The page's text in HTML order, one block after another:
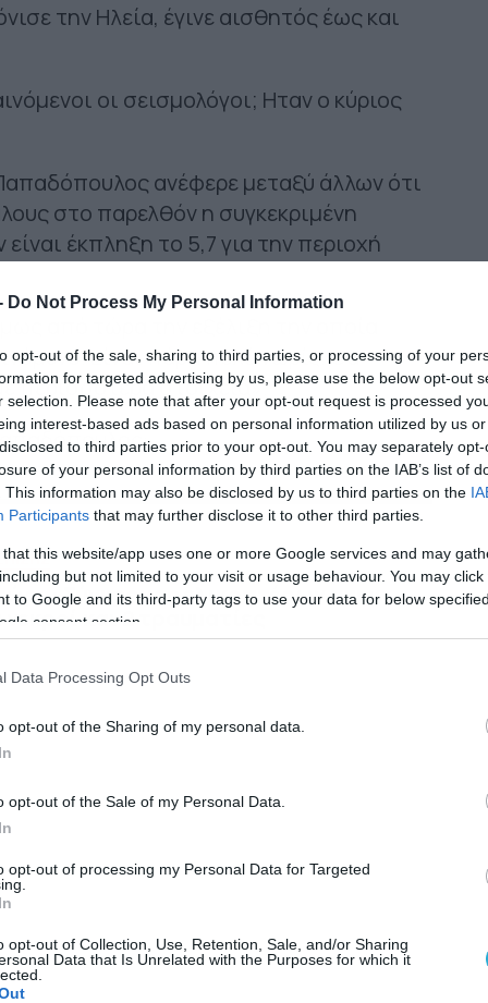
Do Not Process My Personal Information
opt-out of the sale, sharing to third parties, or processing of your
for targeted advertising by us, please use the below opt-out
selection. Please note that after your opt-out request is processed
interest-based ads based on personal information utilized by us
to third parties prior to your opt-out. You may separately
of your personal information by third parties on the IAB’s list of
This information may also be disclosed by us to third parties on the
Participants that may further disclose it to other third parties.
that this website/app uses one or more Google services and may
but not limited to your visit or usage behaviour. You may
to Google and its third-party tags to use your data for below
consent section.
Data Processing Opt Outs
opt-out of the Sharing of my personal data.
opt-out of the Sale of my Personal Data.
opt-out of processing my Personal Data for Targeted
opt-out of Collection, Use, Retention, Sale, and/or Sharing
Data that Is Unrelated with the Purposes for which it
την Ηλεία, έγινε αισθητός έως και
οι σεισμολόγοι; Ηταν ο κύριος
ανέφερε μεταξύ άλλων ότι
στο παρελθόν η συγκεκριμένη
έκπληξη το 5,7 για την περιοχή
από τώρα την εξέλιξη την οποία
Είναι πάρα πολύ νωρίς. Θα
περισσότερα στοιχεία».
Σύγκρουση ελικοπτέρων στην
και 2 τραυματίες